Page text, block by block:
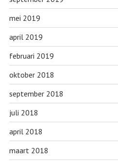
mei 2019
april 2019
februari 2019
oktober 2018
september 2018
juli 2018
april 2018
maart 2018